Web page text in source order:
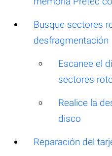
Busque sectores
desfragmentación
Escanee el
sectores
Realice la
disco
Reparación del